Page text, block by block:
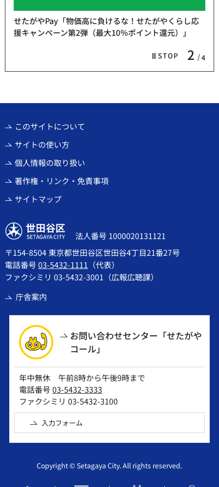
STOP 2 4
せたがやPay「物価高に負けるな！せたがやくらし応
援キャンペーン第2弾（最大10％ポイント還元）」
このサイトについて
サイトの使い方
個人情報の取り扱い
著作権・リンク・免責事項
サイトマップ
世田谷区
法人番号 1000020131121
〒154-8504 東京都世田谷区世田谷4丁目21番27号
電話番号03-5432-1111 （代表）
ファクシミリ 03-5432-3001（広報広聴課）
庁舎案内
お問い合わせセンター「せたがや
コール」
年中無休 午前8時から午後9時まで
電話番号03-5432-3333
ファクシミリ 03-5432-3100
入力フォーム
Copyright © Setagaya City. All rights reserved.